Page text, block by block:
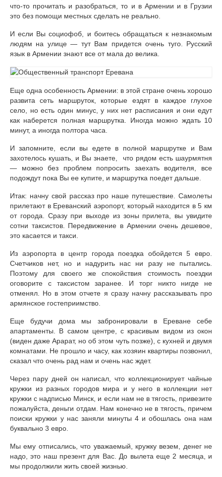
Самостоятельная экскурсия в Лиссабоне Hop
ГРУЗИЯ/АРМЕНИЯ
Военно-грузинская дорога, Троицкая церковь
в Гергети и Казбек за 1 день
Ереван, Армения в мае
Серные бани в Тбилиси, собственный опыт
Тамары
Храм Гарни, монастырь Гегард и базальтовый
орган из Еревана на 1 день
Чем заняться в Батуми, когда уже все
посмотрел
ЗАНЗИБАР
Путешествие на Занзибар или Акунаматата в
Танзании
НОРВЕГИЯ
Язык тролля (Trolltunga) или волшебное
Цены в Норвегии
Аренда авто в Норвегии в Бергене, личный
опыт
ГОЛЛАНДИЯ
10 вещей, которые нужно сделать в
Амстердаме. Только правда!
Улицы Амстердама
ХОРВАТИЯ
что-то прочитать и разобраться, то и в Армении и в Грузии
это без помощи местных сделать не реально.
И если Вы социофоб, и боитесь обращаться к незнакомым
людям на улице — тут Вам придется очень туго. Русский
язык в Армении знают все от мала до велика.
Еще одна особенность Армении: в этой стране очень хорошо
развита сеть маршруток, которые ездят в каждое глухое
село, но есть один минус, у них нет расписания и они едут
как наберется полная маршрутка. Иногда можно ждать 10
минут, а иногда полтора часа.
И запомните, если вы едете в полной маршрутке и Вам
захотелось кушать, и Вы знаете, что рядом есть шаурмятня
— можно без проблем попросить заехать водителя, все
подождут пока Вы ее купите, и маршрутка поедет дальше.
Итак: начну свой рассказ про наше путешествие. Самолеты
прилетают в Ереванский аэропорт, который находится в 5 км
от города. Сразу при выходе из зоны прилета, вы увидите
сотни таксистов. Передвижение в Армении очень дешевое,
это касается и такси.
Из аэропорта в центр города поездка обойдется 5 евро.
Счетчиков нет, но и надурить нас ни разу не пытались.
Поэтому для своего же спокойствия стоимость поездки
оговорите с таксистом заранее. И торг никто нигде не
отменял. Но в этом отчете я сразу начну рассказывать про
армянское гостеприимство.
Еще будучи дома мы забронировали в Ереване себе
апартаменты. В самом центре, с красивым видом из окон
(виден даже Арарат, но об этом чуть позже), с кухней и двумя
комнатами. Не прошло и часу, как хозяин квартиры позвонил,
сказал что очень рад нам и очень нас ждет.
Через пару дней он написал, что коллекционирует чайные
кружки из разных городов мира и у него в коллекции нет
кружки с надписью Минск, и если нам не в тягость, привезите
пожалуйста, деньги отдам. Нам конечно не в тягость, причем
поиски кружки у нас заняли минуты 4 и обошлась она нам
буквально 3 евро.
Мы ему отписались, что уважаемый, кружку везем, денег не
надо, это наш презент для Вас. До вылета еще 2 месяца, и
мы продолжили жить своей жизнью.